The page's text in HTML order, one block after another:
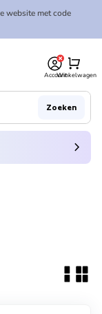
website met code
AccountWinkelwagen
shopping_cart
Zoeken
chevron_right